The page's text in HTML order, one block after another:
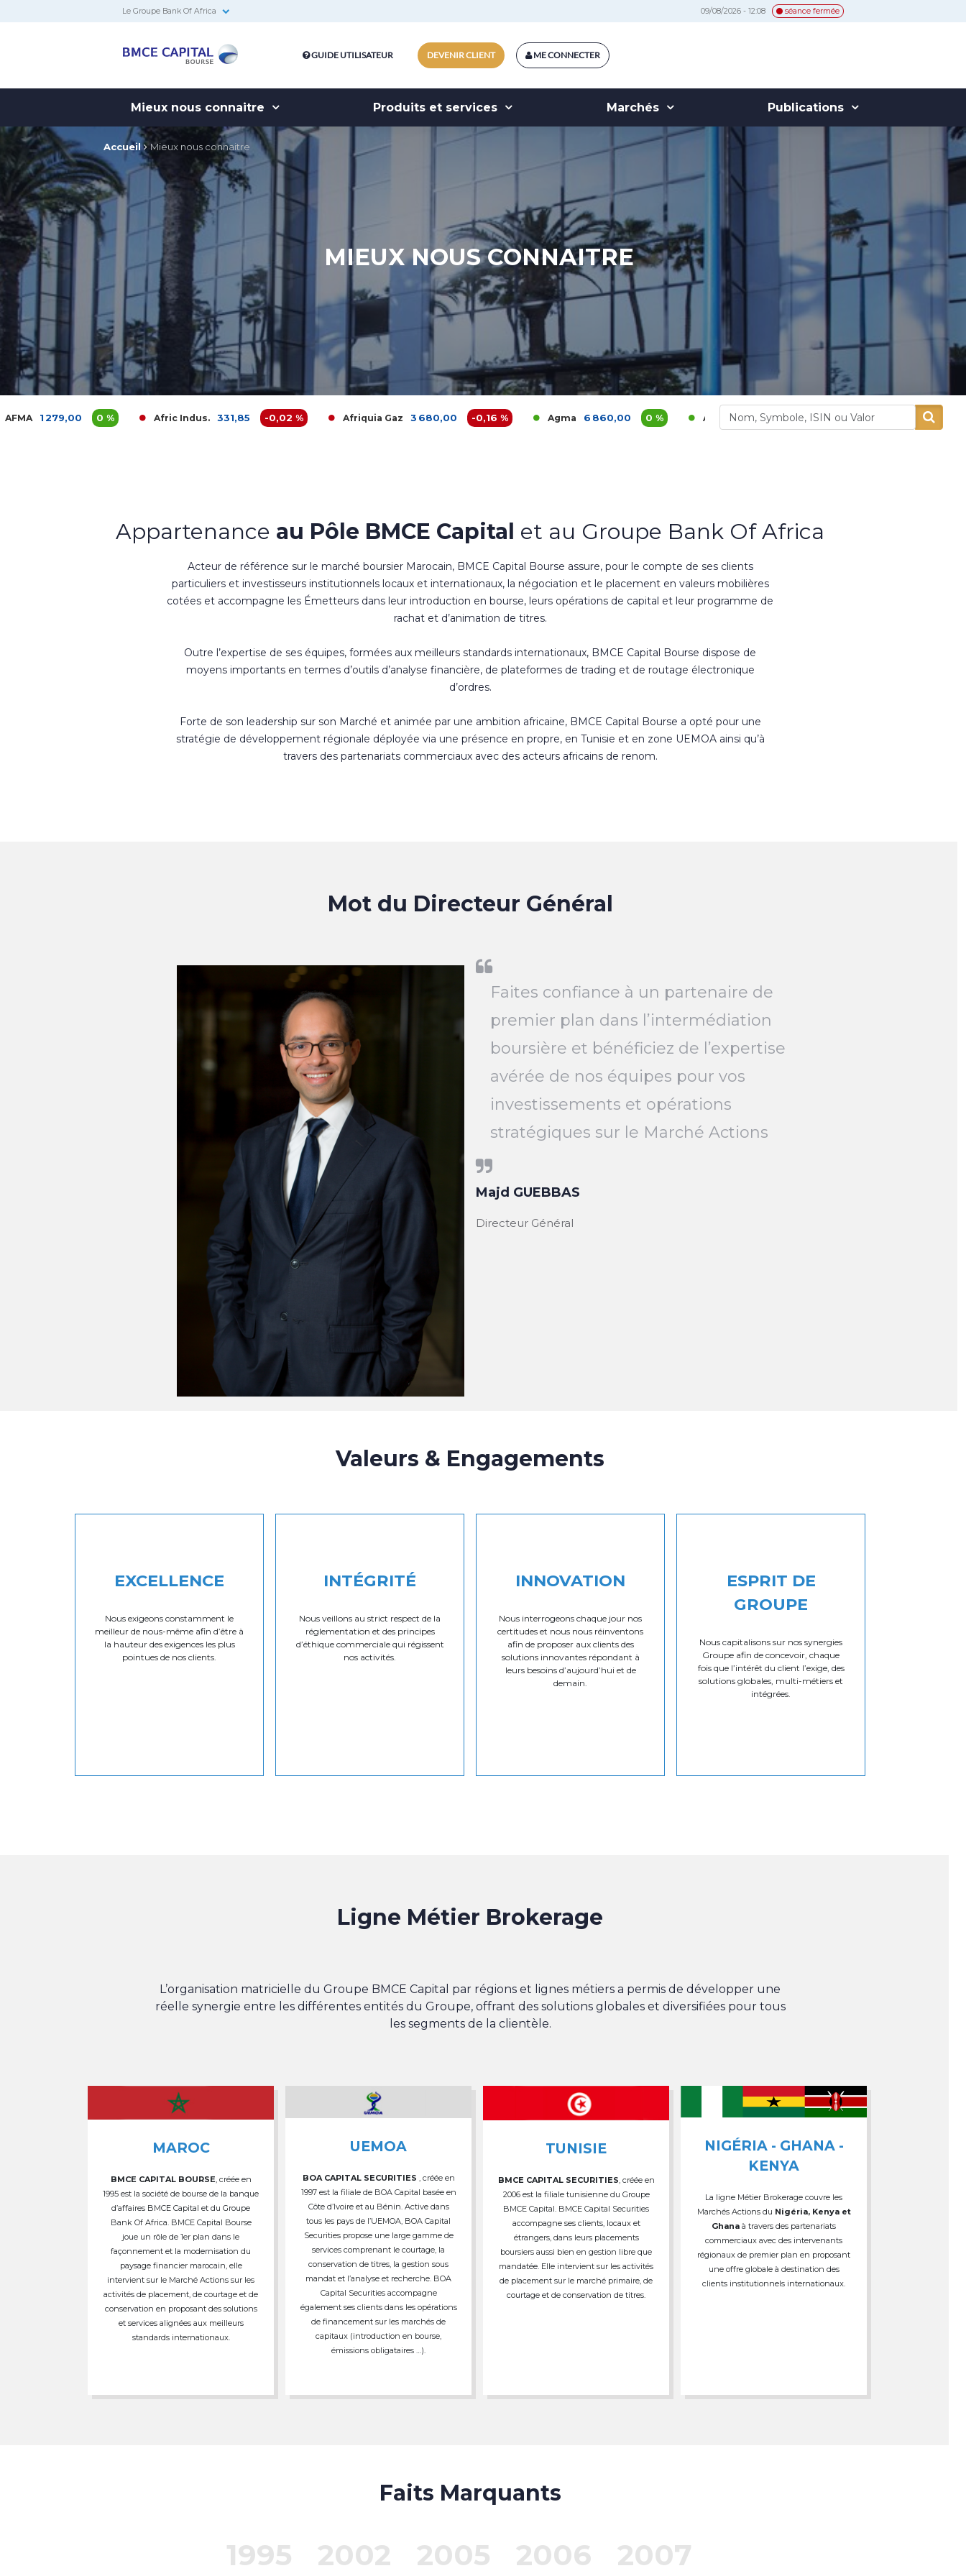
Le Groupe Bank Of Africa 09/08/2026 - 12:08 séance fermée
Bourse
ME CONNECTER
DEVENIR CLIENT
GUIDE UTILISATEUR
Mieux nous connaitre Produits et services Marchés Publications
Accueil Mieux nous connaitre
MIEUX NOUS CONNAITRE
0 % Afric Indus. 331,85 -0,02 % Afriquia Gaz 3 680,00 -0,16 % Agma 6 860,00 0 % Akdital 1 200,00 3,9 % Alliances 400,00 5,26 %
Appartenance au Pôle BMCE Capital et au Groupe Bank Of Africa
Acteur de référence sur le marché boursier Marocain, BMCE Capital Bourse assure, pour le compte de ses clients
particuliers et investisseurs institutionnels locaux et internationaux, la négociation et le placement en valeurs mobilières
cotées et accompagne les Émetteurs dans leur introduction en bourse, leurs opérations de capital et leur programme de
rachat et d’animation de titres.
Outre l’expertise de ses équipes, formées aux meilleurs standards internationaux, BMCE Capital Bourse dispose de
moyens importants en termes d’outils d’analyse financière, de plateformes de trading et de routage électronique
d’ordres.
Forte de son leadership sur son Marché et animée par une ambition africaine, BMCE Capital Bourse a opté pour une
stratégie de développement régionale déployée via une présence en propre, en Tunisie et en zone UEMOA ainsi qu’à
travers des partenariats commerciaux avec des acteurs africains de renom.
Mot du Directeur Général
Faites confiance à un partenaire de
premier plan dans l’intermédiation
boursière et bénéficiez de l’expertise
avérée de nos équipes pour vos
investissements et opérations
stratégiques sur le Marché Actions
Majd GUEBBAS
Directeur Général
Valeurs & Engagements
EXCELLENCE
Nous exigeons constamment le
meilleur de nous-même afin d’être à
la hauteur des exigences les plus
pointues de nos clients.
INTÉGRITÉ
Nous veillons au strict respect de la
réglementation et des principes
d’éthique commerciale qui régissent
nos activités.
INNOVATION
Nous interrogeons chaque jour nos
certitudes et nous nous réinventons
afin de proposer aux clients des
solutions innovantes répondant à
leurs besoins d’aujourd’hui et de
demain.
ESPRIT DE
GROUPE
Nous capitalisons sur nos synergies
Groupe afin de concevoir, chaque
fois que l’intérêt du client l’exige, des
solutions globales, multi-métiers et
intégrées.
Ligne Métier Brokerage
L’organisation matricielle du Groupe BMCE Capital par régions et lignes métiers a permis de développer une
réelle synergie entre les différentes entités du Groupe, offrant des solutions globales et diversifiées pour tous
les segments de la clientèle.
MAROC
BMCE CAPITAL BOURSE , créée en
1995 est la société de bourse de la banque
d’affaires BMCE Capital et du Groupe
Bank Of Africa. BMCE Capital Bourse
joue un rôle de 1er plan dans le
façonnement et la modernisation du
paysage financier marocain, elle
intervient sur le Marché Actions sur les
activités de placement, de courtage et de
conservation en proposant des solutions
et services alignées aux meilleurs
standards internationaux.
UEMOA
BOA CAPITAL SECURITIES , créée en
1997 est la filiale de BOA Capital basée en
Côte d’Ivoire et au Bénin. Active dans
tous les pays de l’UEMOA, BOA Capital
Securities propose une large gamme de
services comprenant le courtage, la
conservation de titres, la gestion sous
mandat et l’analyse et recherche. BOA
Capital Securities accompagne
également ses clients dans les opérations
de financement sur les marchés de
capitaux (introduction en bourse,
émissions obligataires …).
TUNISIE
BMCE CAPITAL SECURITIES , créée en
2006 est la filiale tunisienne du Groupe
BMCE Capital. BMCE Capital Securities
accompagne ses clients, locaux et
étrangers, dans leurs placements
boursiers aussi bien en gestion libre que
mandatée. Elle intervient sur les activités
de placement sur le marché primaire, de
courtage et de conservation de titres.
NIGÉRIA - GHANA -
KENYA
La ligne Métier Brokerage couvre les
Marchés Actions du Nigéria, Kenya et
Ghana à travers des partenariats
commerciaux avec des intervenants
régionaux de premier plan en proposant
une offre globale à destination des
clients institutionnels internationaux.
Faits Marquants
1995 2002 2005 2006 2007